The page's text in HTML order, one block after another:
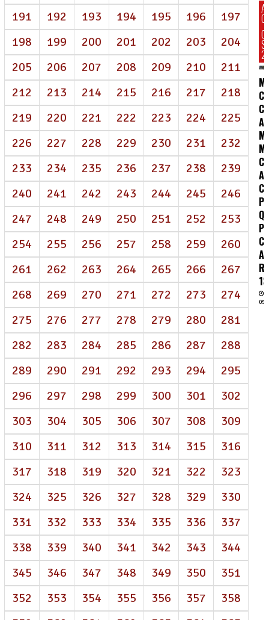
191
192 193 194 195 196
197
198
199 200 201 202 203
204
205
206 207 208 209 210
211
212
213 214 215 216 217
218
219
220 221 222 223 224
225
226
227 228 229 230 231
232
233
234 235 236 237 238
239
240
241 242 243 244 245
246
247
248 249 250 251 252
253
254
255 256 257 258 259
260
261
262 263 264 265 266
267
268
269 270 271 272 273
274
275
276 277 278 279 280
281
282
283 284 285 286 287
288
289
290 291 292 293 294
295
296
297 298 299 300 301
302
303
304 305 306 307 308
309
310
311 312 313 314 315
316
317
318 319 320 321 322
323
324
325 326 327 328 329
330
331
332 333 334 335 336
337
338
339 340 341 342 343
344
345
346 347 348 349 350
351
352
353 354 355 356 357
358
C:
A
05/